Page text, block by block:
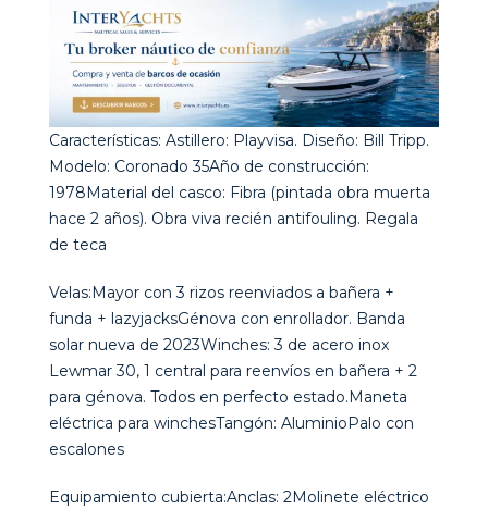
Características: Astillero: Playvisa. Diseño: Bill Tripp.
Modelo: Coronado 35Año de construcción:
1978Material del casco: Fibra (pintada obra muerta
hace 2 años). Obra viva recién antifouling. Regala
de teca
Velas:Mayor con 3 rizos reenviados a bañera +
funda + lazyjacksGénova con enrollador. Banda
solar nueva de 2023Winches: 3 de acero inox
Lewmar 30, 1 central para reenvíos en bañera + 2
para génova. Todos en perfecto estado.Maneta
eléctrica para winchesTangón: AluminioPalo con
escalones
Equipamiento cubierta:Anclas: 2Molinete eléctrico